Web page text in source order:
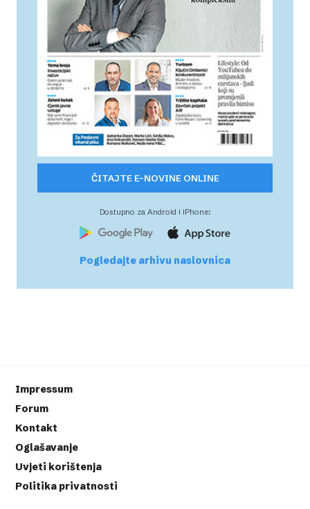
ČITAJTE E-NOVINE ONLINE
Dostupno za Android i iPhone:
Pogledajte arhivu naslovnica
Impressum
Forum
Kontakt
Oglašavanje
Uvjeti korištenja
Politika privatnosti